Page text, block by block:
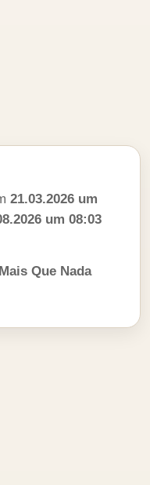
21.03.2026 um
um 08:03
Mais Que Nada